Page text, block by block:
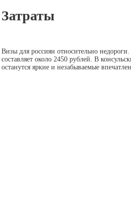
Затраты
Визы для россиян относительно
составляет около 2450 рублей. В
останутся яркие и незабываемые